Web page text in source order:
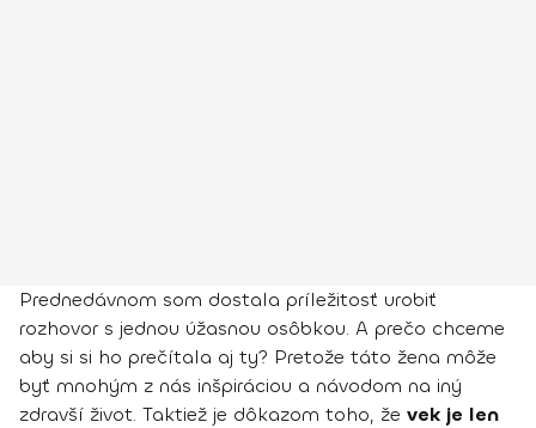
Prednedávnom som dostala príležitosť urobiť
rozhovor s jednou úžasnou osôbkou. A prečo chceme
aby si si ho prečítala aj ty? Pretože táto žena môže
byť mnohým z nás inšpiráciou a návodom na iný
zdravší život. Taktiež je dôkazom toho, že vek je len